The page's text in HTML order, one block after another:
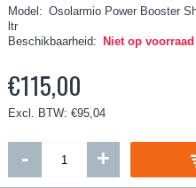
Model: Osolarmio Power Booster
ltr
Beschikbaarheid:
Niet op voorraad
€115,00
Excl. BTW: €95,04
- +